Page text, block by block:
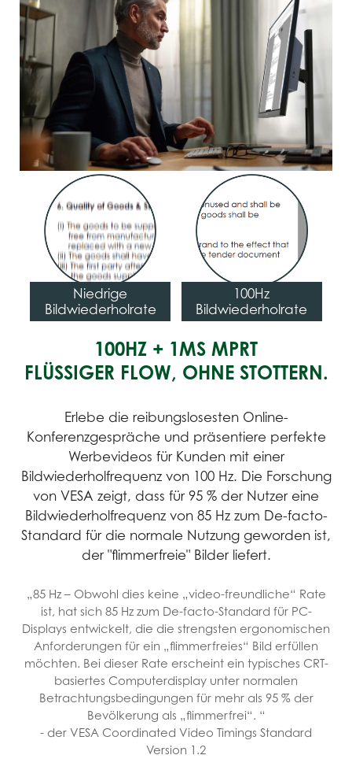
Niedrige
Bildwiederholrate
100Hz
Bildwiederholrate
100HZ + 1MS MPRT
FLÜSSIGER FLOW, OHNE STOTTERN.
Erlebe die reibungslosesten Online-
Konferenzgespräche und präsentiere perfekte
Werbevideos für Kunden mit einer
Bildwiederholfrequenz von 100 Hz. Die Forschung
von VESA zeigt, dass für 95 % der Nutzer eine
Bildwiederholfrequenz von 85 Hz zum De-facto-
Standard für die normale Nutzung geworden ist,
der "flimmerfreie" Bilder liefert.
„85 Hz – Obwohl dies keine „video-freundliche“ Rate
ist, hat sich 85 Hz zum De-facto-Standard für PC-
Displays entwickelt, die die strengsten ergonomischen
Anforderungen für ein „flimmerfreies“ Bild erfüllen
möchten. Bei dieser Rate erscheint ein typisches CRT-
basiertes Computerdisplay unter normalen
Betrachtungsbedingungen für mehr als 95 % der
Bevölkerung als „flimmerfrei“. “
- der VESA Coordinated Video Timings Standard
Version 1.2